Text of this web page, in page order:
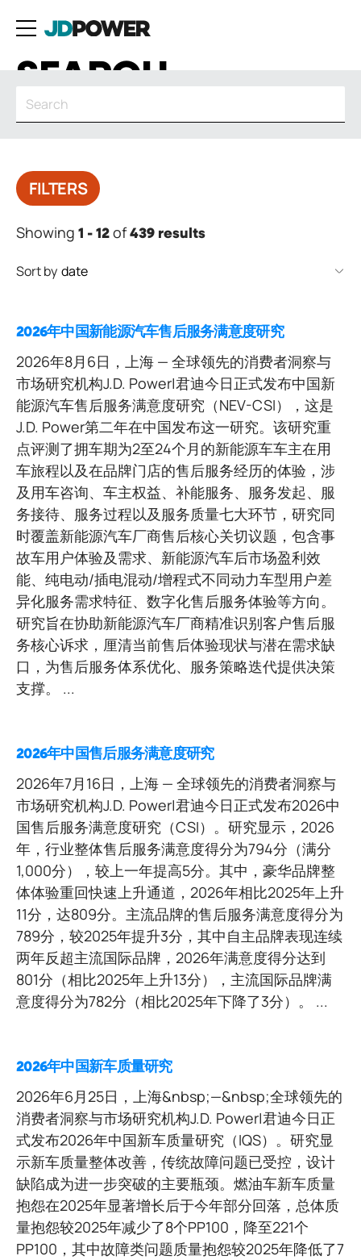
SEARCH
FILTERS
Showing 1 - 12 of439 results
Sort by
2026年中国新能源汽车售后服务满意度研究
2026年8月6日，上海 — 全球领先的消费者洞察与
市场研究机构J.D. Power|君迪今日正式发布中国新
能源汽车售后服务满意度研究（NEV-CSI），这是
J.D. Power第二年在中国发布这一研究。该研究重
点评测了拥车期为2至24个月的新能源车车主在用
车旅程以及在品牌门店的售后服务经历的体验，涉
及用车咨询、车主权益、补能服务、服务发起、服
务接待、服务过程以及服务质量七大环节，研究同
时覆盖新能源汽车厂商售后核心关切议题，包含事
故车用户体验及需求、新能源汽车后市场盈利效
能、纯电动/插电混动/增程式不同动力车型用户差
异化服务需求特征、数字化售后服务体验等方向。
研究旨在协助新能源汽车厂商精准识别客户售后服
务核心诉求，厘清当前售后体验现状与潜在需求缺
口，为售后服务体系优化、服务策略迭代提供决策
支撑。 ...
2026年中国售后服务满意度研究
2026年7月16日，上海 — 全球领先的消费者洞察与
市场研究机构J.D. Power|君迪今日正式发布2026中
国售后服务满意度研究（CSI）。研究显示，2026
年，行业整体售后服务满意度得分为794分（满分
1,000分），较上一年提高5分。其中，豪华品牌整
体体验重回快速上升通道，2026年相比2025年上升
11分，达809分。主流品牌的售后服务满意度得分为
789分，较2025年提升3分，其中自主品牌表现连续
两年反超主流国际品牌，2026年满意度得分达到
801分（相比2025年上升13分），主流国际品牌满
意度得分为782分（相比2025年下降了3分）。 ...
2026年中国新车质量研究
2026年6月25日，上海&nbsp;—&nbsp;全球领先的
消费者洞察与市场研究机构J.D. Power|君迪今日正
式发布2026年中国新车质量研究（IQS）。研究显
示新车质量整体改善，传统故障问题已受控，设计
缺陷成为进一步突破的主要瓶颈。燃油车新车质量
抱怨在2025年显著增长后于今年部分回落，总体质
量抱怨较2025年减少了8个PP100，降至221个
PP100，其中故障类问题质量抱怨较2025年降低了7